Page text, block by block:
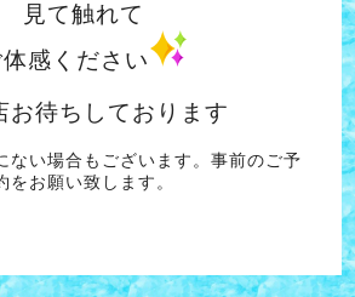
見て触れて
体感ください
お待ちしております
ない場合もございます。事前のご予
をお願い致します。